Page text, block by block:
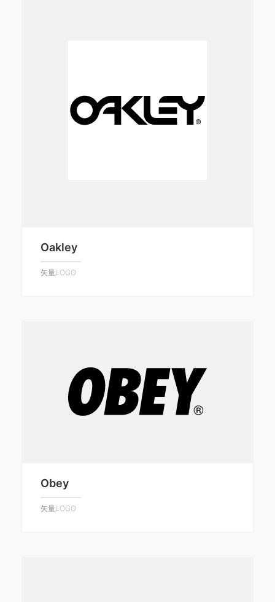
Oakley
矢量LOGO
Obey
矢量LOGO